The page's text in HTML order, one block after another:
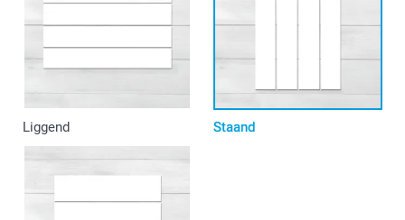
Liggend Staand